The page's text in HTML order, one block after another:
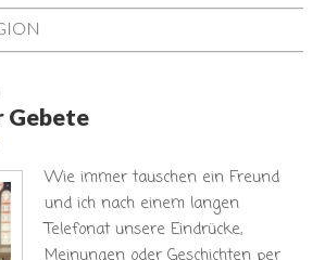
Gebete
Wie immer tauschen ein Freund
und ich nach einem langen
Telefonat unsere Eindrücke,